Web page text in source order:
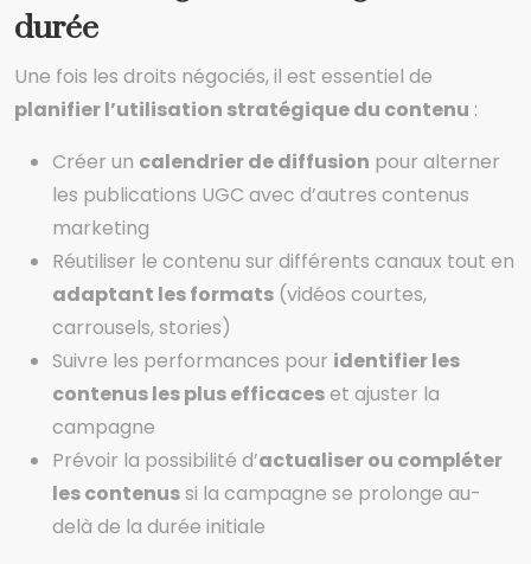
durée
Une fois les droits négociés, il est essentiel de
planifier l’utilisation stratégique du contenu :
Créer un calendrier de diffusion pour alterner
les publications UGC avec d’autres contenus
marketing
Réutiliser le contenu sur différents canaux tout en
adaptant les formats (vidéos courtes,
carrousels, stories)
Suivre les performances pour identifier les
contenus les plus efficaceset ajuster la
campagne
Prévoir la possibilité d’actualiser ou compléter
les contenussi la campagne se prolonge au-
delà de la durée initiale